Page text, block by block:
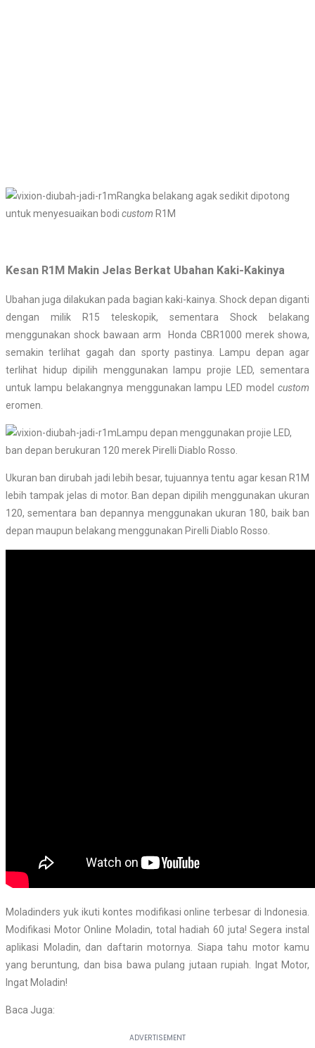
Rangka belakang agak sedikit dipotong
untuk menyesuaikan bodi custom R1M
Kesan R1M Makin Jelas Berkat Ubahan Kaki-Kakinya
Ubahan juga dilakukan pada bagian kaki-kainya. Shock depan diganti
dengan milik R15 teleskopik, sementara Shock belakang
menggunakan shock bawaan arm Honda CBR1000 merek showa,
semakin terlihat gagah dan sporty pastinya. Lampu depan agar
terlihat hidup dipilih menggunakan lampu projie LED, sementara
untuk lampu belakangnya menggunakan lampu LED model custom
eromen.
Lampu depan menggunakan projie LED,
ban depan berukuran 120 merek Pirelli Diablo Rosso.
Ukuran ban dirubah jadi lebih besar, tujuannya tentu agar kesan R1M
lebih tampak jelas di motor. Ban depan dipilih menggunakan ukuran
120, sementara ban depannya menggunakan ukuran 180, baik ban
depan maupun belakang menggunakan Pirelli Diablo Rosso.
Moladinders yuk ikuti kontes modifikasi online terbesar di Indonesia.
Modifikasi Motor Online Moladin, total hadiah 60 juta! Segera instal
aplikasi Moladin, dan daftarin motornya. Siapa tahu motor kamu
yang beruntung, dan bisa bawa pulang jutaan rupiah. Ingat Motor,
Ingat Moladin!
Baca Juga: